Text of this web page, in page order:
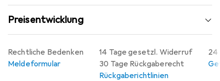
Preisentwicklung
14 Tage gesetzl. Widerruf
30 Tage Rückgaberecht
Rückgaberichtlinien
24
Rechtliche Bedenken
Meldeformular